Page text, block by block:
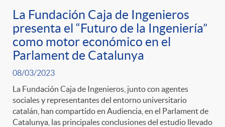
La Fundación Caja de Ingenieros
presenta el “Futuro de la Ingeniería”
como motor económico en el
Parlament de Catalunya
08/03/2023
La Fundación Caja de Ingenieros, junto con agentes
sociales y representantes del entorno universitario
catalán, han compartido en Audiencia, en el Parlament de
Catalunya, las principales conclusiones del estudio llevado